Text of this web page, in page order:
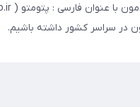
در سراسر کشور داشته باشیم.